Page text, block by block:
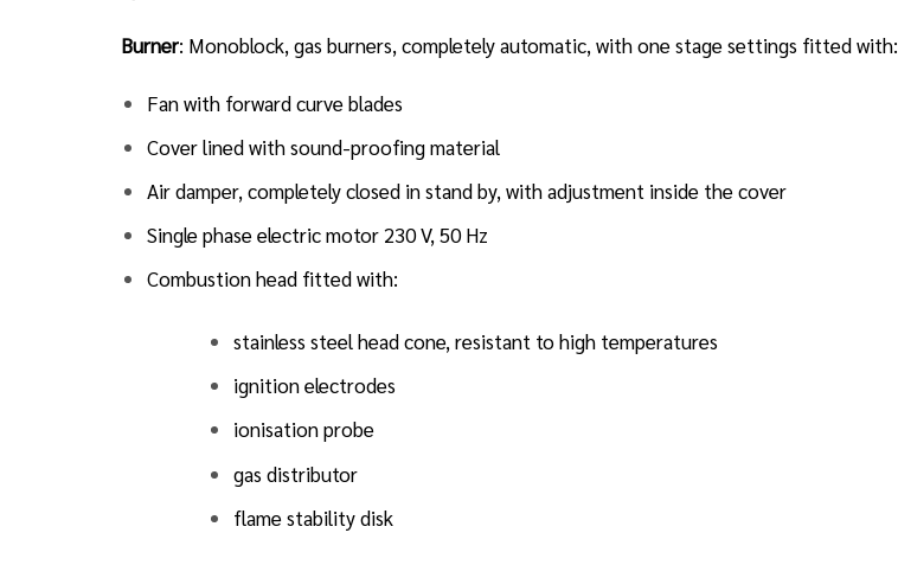
Burner: Monoblock, gas burners, completely automatic, with one stage settings fitted with:
Fan with forward curve blades
Cover lined with sound-proofing material
Air damper, completely closed in stand by, with adjustment inside the cover
Single phase electric motor 230 V, 50 Hz
Combustion head fitted with:
stainless steel head cone, resistant to high temperatures
ignition electrodes
ionisation probe
gas distributor
flame stability disk